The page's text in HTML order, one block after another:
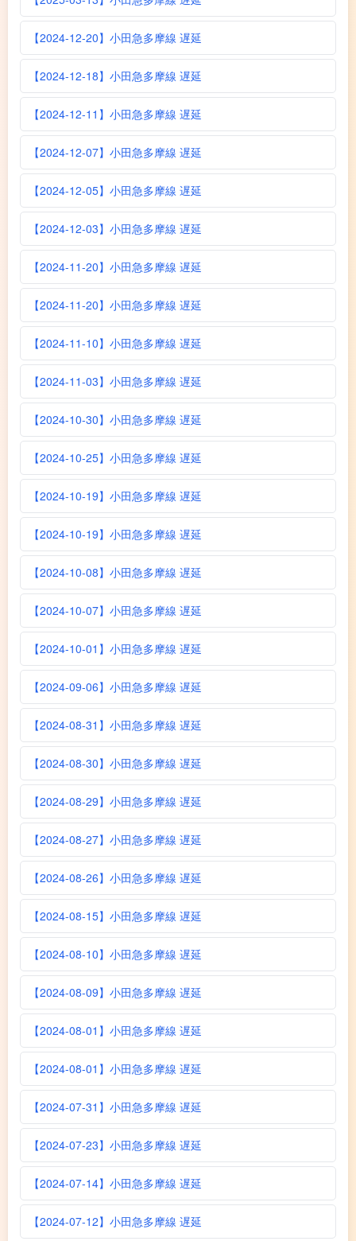
【2024-12-20】小田急多摩線 遅延
【2024-12-18】小田急多摩線 遅延
【2024-12-11】小田急多摩線 遅延
【2024-12-07】小田急多摩線 遅延
【2024-12-05】小田急多摩線 遅延
【2024-12-03】小田急多摩線 遅延
【2024-11-20】小田急多摩線 遅延
【2024-11-20】小田急多摩線 遅延
【2024-11-10】小田急多摩線 遅延
【2024-11-03】小田急多摩線 遅延
【2024-10-30】小田急多摩線 遅延
【2024-10-25】小田急多摩線 遅延
【2024-10-19】小田急多摩線 遅延
【2024-10-19】小田急多摩線 遅延
【2024-10-08】小田急多摩線 遅延
【2024-10-07】小田急多摩線 遅延
【2024-10-01】小田急多摩線 遅延
【2024-09-06】小田急多摩線 遅延
【2024-08-31】小田急多摩線 遅延
【2024-08-30】小田急多摩線 遅延
【2024-08-29】小田急多摩線 遅延
【2024-08-27】小田急多摩線 遅延
【2024-08-26】小田急多摩線 遅延
【2024-08-15】小田急多摩線 遅延
【2024-08-10】小田急多摩線 遅延
【2024-08-09】小田急多摩線 遅延
【2024-08-01】小田急多摩線 遅延
【2024-08-01】小田急多摩線 遅延
【2024-07-31】小田急多摩線 遅延
【2024-07-23】小田急多摩線 遅延
【2024-07-14】小田急多摩線 遅延
【2024-07-12】小田急多摩線 遅延